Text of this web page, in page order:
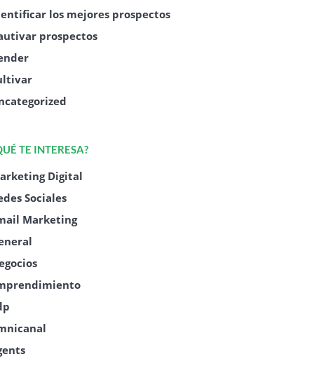
los mejores prospectos
prospectos
TE INTERESA?
Digital
Sociales
Marketing